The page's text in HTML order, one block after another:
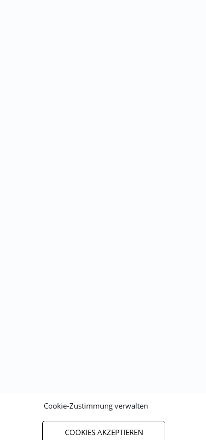
Cookie-Zustimmung verwalten
COOKIES AKZEPTIEREN